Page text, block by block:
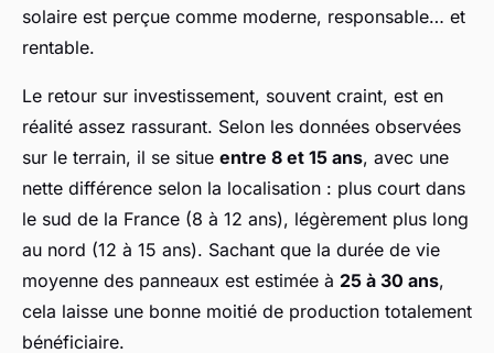
solaire est perçue comme moderne, responsable… et
rentable.
Le retour sur investissement, souvent craint, est en
réalité assez rassurant. Selon les données observées
sur le terrain, il se situe entre 8 et 15 ans, avec une
nette différence selon la localisation : plus court dans
le sud de la France (8 à 12 ans), légèrement plus long
au nord (12 à 15 ans). Sachant que la durée de vie
moyenne des panneaux est estimée à 25 à 30 ans,
cela laisse une bonne moitié de production totalement
bénéficiaire.